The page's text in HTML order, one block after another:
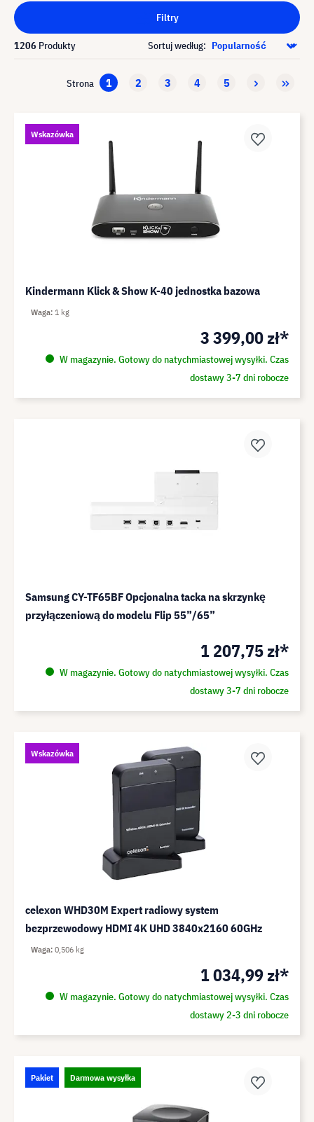
Filtry
1206 Produkty Sortuj według:
Strona 1 2 3 4 5
Wskazówka
Kindermann Klick & Show K-40 jednostka bazowa
3 399,00 zł*
W magazynie. Gotowy do natychmiastowej wysyłki. Czas
dostawy 3-7 dni robocze
Waga 1 kg
Samsung CY-TF65BF Opcjonalna tacka na skrzynkę
przyłączeniową do modelu Flip 55”/65”
1 207,75 zł*
W magazynie. Gotowy do natychmiastowej wysyłki. Czas
dostawy 3-7 dni robocze
Wskazówka
celexon WHD30M Expert radiowy system
bezprzewodowy HDMI 4K UHD 3840x2160 60GHz
1 034,99 zł*
W magazynie. Gotowy do natychmiastowej wysyłki. Czas
dostawy 2-3 dni robocze
Waga 0,506 kg
Pakiet Darmowa wysyłka